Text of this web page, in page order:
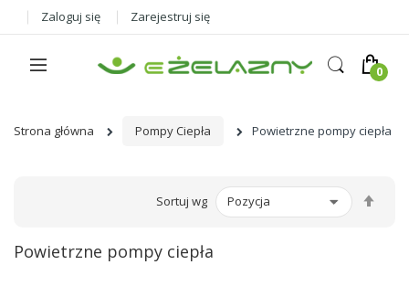
Zaloguj się Zarejestruj się
Strona główna Pompy Ciepła Powietrzne pompy ciepła
Powietrzne pompy ciepła
Sortuj wg